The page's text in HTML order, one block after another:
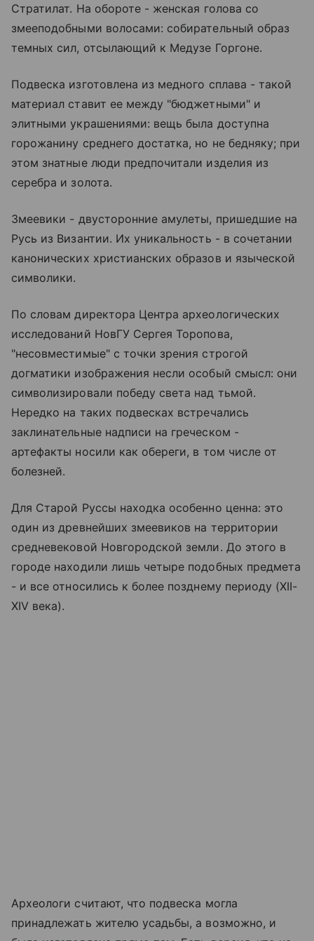
Стратилат. На обороте - женская голова со
змееподобными волосами: собирательный образ
темных сил, отсылающий к Медузе Горгоне.
Подвеска изготовлена из медного сплава - такой
материал ставит ее между "бюджетными" и
элитными украшениями: вещь была доступна
горожанину среднего достатка, но не бедняку; при
этом знатные люди предпочитали изделия из
серебра и золота.
Змеевики - двусторонние амулеты, пришедшие на
Русь из Византии. Их уникальность - в сочетании
канонических христианских образов и языческой
символики.
По словам директора Центра археологических
исследований НовГУ Сергея Торопова,
"несовместимые" с точки зрения строгой
догматики изображения несли особый смысл: они
символизировали победу света над тьмой.
Нередко на таких подвесках встречались
заклинательные надписи на греческом -
артефакты носили как обереги, в том числе от
болезней.
Для Старой Руссы находка особенно ценна: это
один из древнейших змеевиков на территории
средневековой Новгородской земли. До этого в
городе находили лишь четыре подобных предмета
- и все относились к более позднему периоду (XII-
XIV века).
Археологи считают, что подвеска могла
принадлежать жителю усадьбы, а возможно, и